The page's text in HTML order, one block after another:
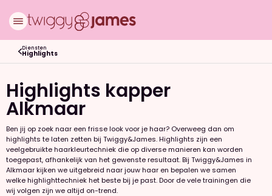
Diensten
Highlights
Highlights kapper
Alkmaar
Ben jij op zoek naar een frisse look voor je haar? Overweeg dan om
highlights te laten zetten bij Twiggy&James. Highlights zijn een
veelgebruikte haarkleurtechniek die op diverse manieren kan worden
toegepast, afhankelijk van het gewenste resultaat. Bij Twiggy&James in
Alkmaar kijken we uitgebreid naar jouw haar en bepalen we samen
welke highlighttechniek het beste bij je past. Door de vele trainingen die
wij volgen zijn we altijd on-trend.